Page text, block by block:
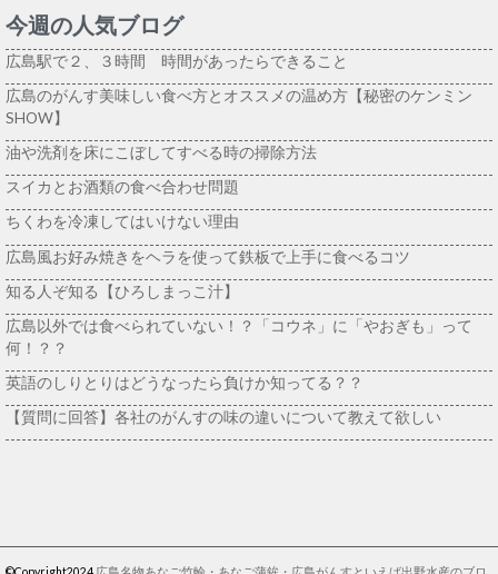
今週の人気ブログ
広島駅で２、３時間 時間があったらできること
広島のがんす美味しい食べ方とオススメの温め方【秘密のケンミン
SHOW】
油や洗剤を床にこぼしてすべる時の掃除方法
スイカとお酒類の食べ合わせ問題
ちくわを冷凍してはいけない理由
広島風お好み焼きをヘラを使って鉄板で上手に食べるコツ
知る人ぞ知る【ひろしまっこ汁】
広島以外では食べられていない！？「コウネ」に「やおぎも」って
何！？？
英語のしりとりはどうなったら負けか知ってる？？
【質問に回答】各社のがんすの味の違いについて教えて欲しい